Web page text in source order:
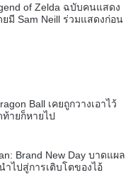
of Zelda ฉบับคนแสดง
ยมี Sam Neill ร่วมแสดงก่อน
Ball เคยถูกวางเอาไว้
ายก็หายไป
Brand New Day บาดแผล
ำไปสู่การเติบโตของไอ้